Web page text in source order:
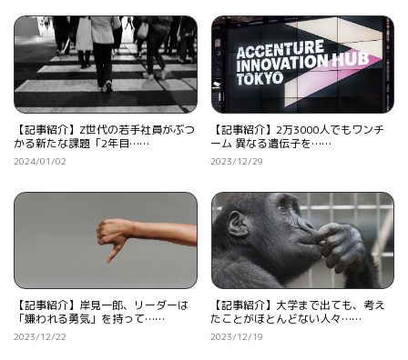
【記事紹介】Z世代の若手社員がぶつ
かる新たな課題「2年目……
2024/01/02
【記事紹介】2万3000人でもワンチ
ーム 異なる遺伝子を……
2023/12/29
【記事紹介】岸見一郎、リーダーは
「嫌われる勇気」を持って……
2023/12/22
【記事紹介】大学まで出ても、考え
たことがほとんどない人々……
2023/12/19